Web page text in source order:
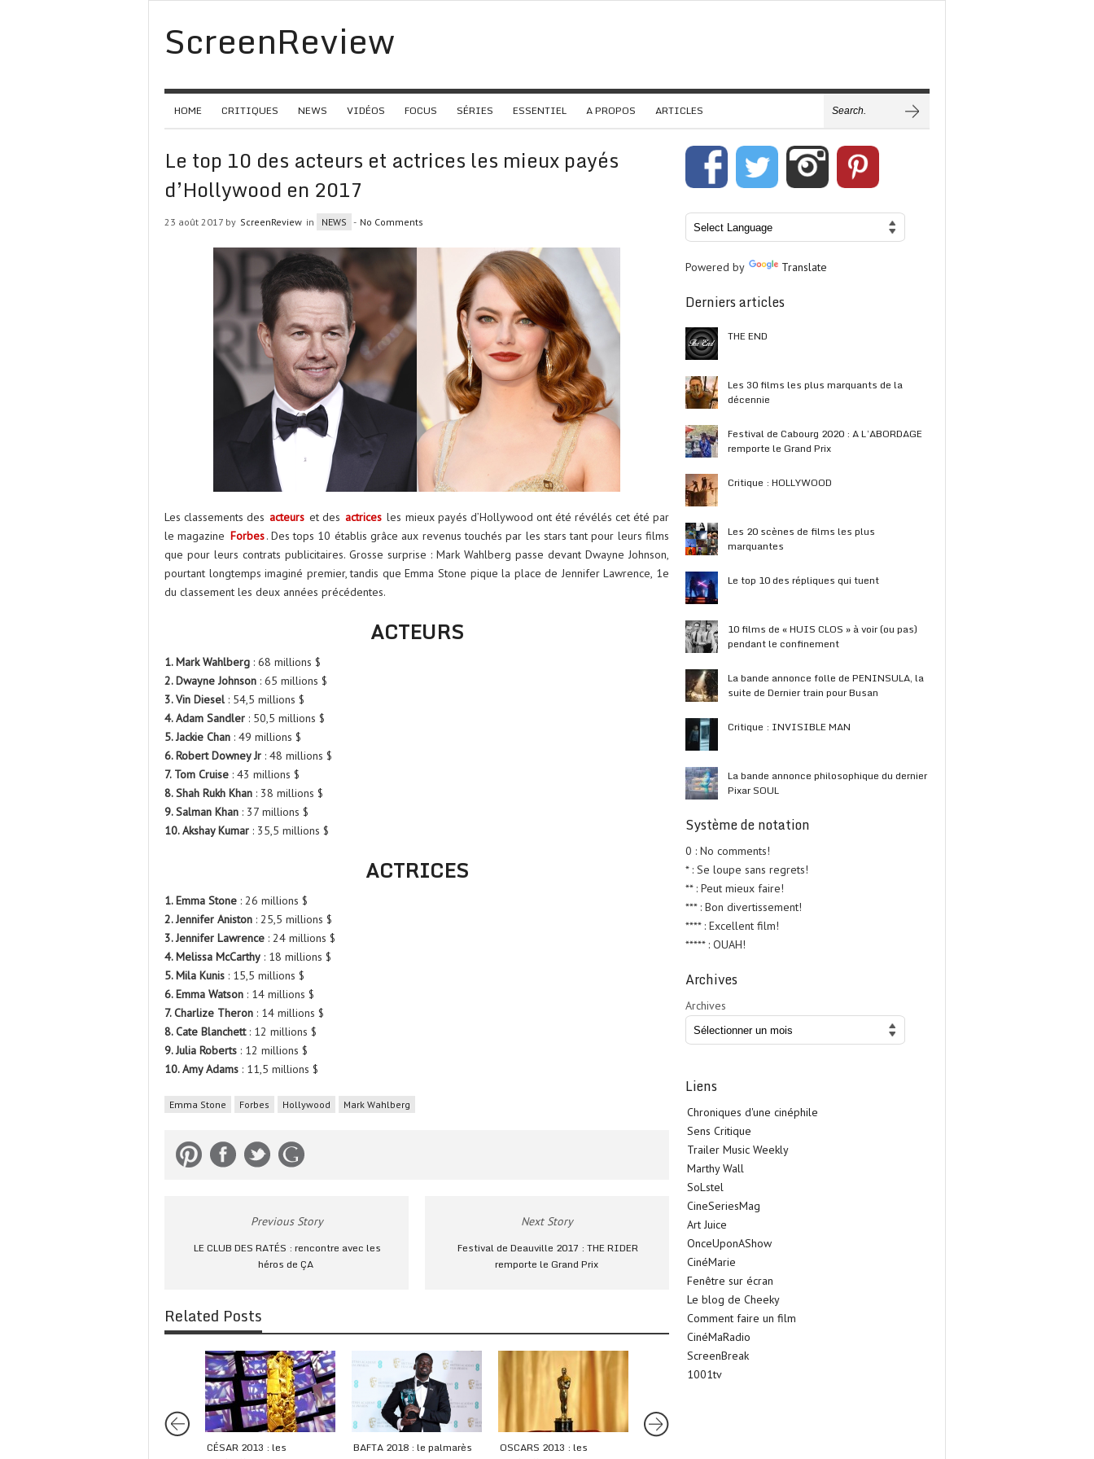
ScreenReview
HOME CRITIQUES NEWS VIDÉOS FOCUS SÉRIES ESSENTIEL A PROPOS ARTICLES
Le top 10 des acteurs et actrices les mieux payés
d’Hollywood en 2017
23 août 2017 by ScreenReview in NEWS - No Comments
Les classements des acteurs et des actrices les mieux payés d’Hollywood ont été révélés cet été par
le magazine Forbes. Des tops 10 établis grâce aux revenus touchés par les stars tant pour leurs films
que pour leurs contrats publicitaires. Grosse surprise : Mark Wahlberg passe devant Dwayne Johnson,
pourtant longtemps imaginé premier, tandis que Emma Stone pique la place de Jennifer Lawrence, 1e
du classement les deux années précédentes.
ACTEURS
1. Mark Wahlberg : 68 millions $
2. Dwayne Johnson : 65 millions $
3. Vin Diesel: 54,5 millions $
4. Adam Sandler : 50,5 millions $
5. Jackie Chan : 49 millions $
6. Robert Downey Jr : 48 millions $
7. Tom Cruise : 43 millions $
8. Shah Rukh Khan : 38 millions $
9. Salman Khan : 37 millions $
10. Akshay Kumar : 35,5 millions $
ACTRICES
1. Emma Stone : 26 millions $
2. Jennifer Aniston : 25,5 millions $
3. Jennifer Lawrence : 24 millions $
4. Melissa McCarthy : 18 millions $
5. Mila Kunis : 15,5 millions $
6. Emma Watson : 14 millions $
7. Charlize Theron : 14 millions $
8. Cate Blanchett: 12 millions $
9. Julia Roberts : 12 millions $
10. Amy Adams : 11,5 millions $
Emma Stone Forbes Hollywood Mark Wahlberg
Previous Story
LE CLUB DES RATÉS : rencontre avec les
héros de ÇA
Next Story
Festival de Deauville 2017 : THE RIDER
remporte le Grand Prix
Related Posts
CÉSAR 2013 : les
BAFTA 2018 : le palmarès
OSCARS 2013 : les
Powered by Translate
Derniers articles
THE END
Les 30 films les plus marquants de la
décennie
Festival de Cabourg 2020 : A L’ABORDAGE
remporte le Grand Prix
Critique : HOLLYWOOD
Les 20 scènes de films les plus
marquantes
Le top 10 des répliques qui tuent
10 films de « HUIS CLOS » à voir (ou pas)
pendant le confinement
La bande annonce folle de PENINSULA, la
suite de Dernier train pour Busan
Critique : INVISIBLE MAN
La bande annonce philosophique du dernier
Pixar SOUL
Système de notation
0 : No comments!
* : Se loupe sans regrets!
** : Peut mieux faire!
*** : Bon divertissement!
**** : Excellent film!
***** : OUAH!
Archives
Archives
Liens
Chroniques d'une cinéphile
Sens Critique
Trailer Music Weekly
Marthy Wall
SoLstel
CineSeriesMag
Art Juice
OnceUponAShow
CinéMarie
Fenêtre sur écran
Le blog de Cheeky
Comment faire un film
CinéMaRadio
ScreenBreak
1001tv